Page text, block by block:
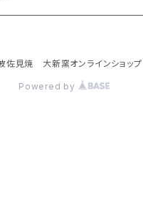
佐見焼 大新窯オンラインショップ
Powered by